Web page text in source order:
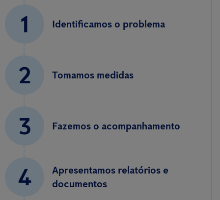
1 Identificamos o problema
2 Tomamos medidas
3 Fazemos o acompanhamento
4
Apresentamos relatórios e
documentos